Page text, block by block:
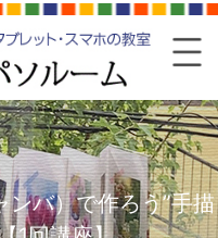
バ）で作ろう”手描